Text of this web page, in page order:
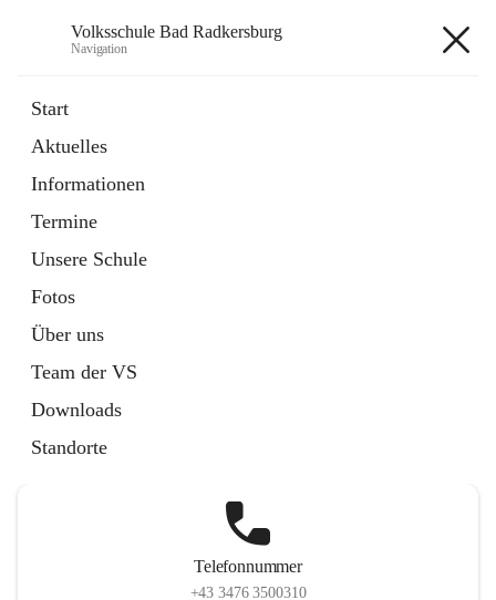
Volksschule Bad Radkersburg
Navigation
Start
Aktuelles
Informationen
Termine
Unsere Schule
Fotos
Über uns
Team der VS
Downloads
Standorte
Externe Webseite
in
Tab
Telefonnummer
+43 3476 3500310